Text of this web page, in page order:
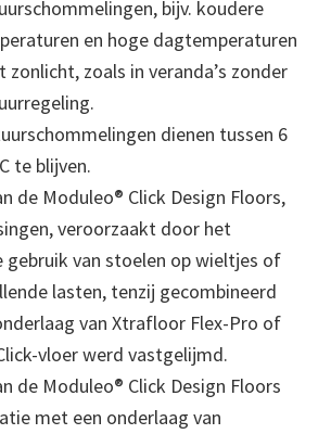
bijv. koudere
en hoge dagtemperaturen
zonlicht, zoals in veranda’s zonder
dienen tussen 6
te blijven.
de Moduleo® Click Design Floors,
veroorzaakt door het
gebruik van stoelen op wieltjes of
lasten, tenzij gecombineerd
van Xtrafloor Flex-Pro of
vloer werd vastgelijmd.
de Moduleo® Click Design Floors
met een onderlaag van